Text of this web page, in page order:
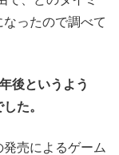
ったので調べて
後というよう
た。
売によるゲーム